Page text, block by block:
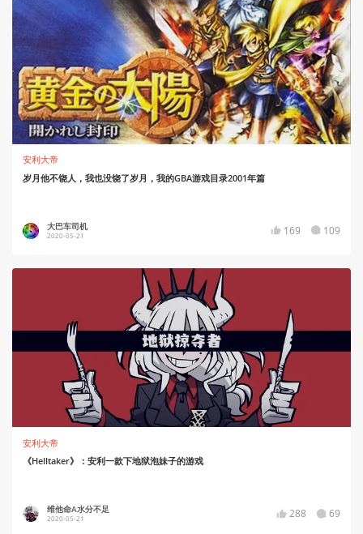
安利大帝
岁月他不饶人，我也没饶了岁月，我的GBA游戏目录2001年篇
大巴车司机
2020-05-21 169 109
安利大帝
《Helltaker》：安利一款下地狱泡妹子的游戏
维他命A水分不足
2020-05-21 288 69